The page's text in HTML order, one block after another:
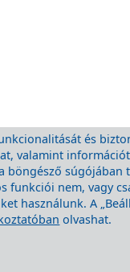
és
valamint
nem, vagy
használunk. A
olvashat.